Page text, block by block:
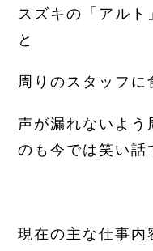
スズキの「アルト
と
周りのスタッフに
声が漏れないよう
のも今では笑い話
現在の主な仕事内